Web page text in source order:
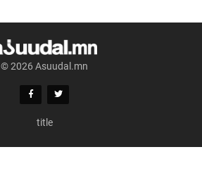
© 2026 Asuudal.mn
title